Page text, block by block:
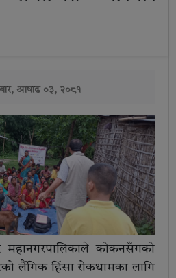
आषाढ ०३, २०८१
महानगरपालिकाले कोकनसँगको
लैंगिक हिंसा रोकथामका लागि